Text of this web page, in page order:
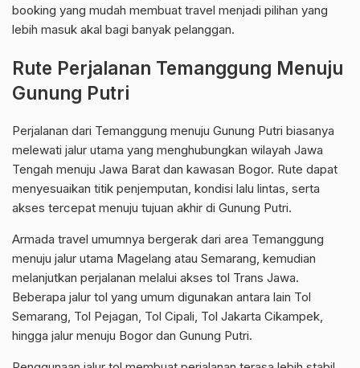
booking yang mudah membuat travel menjadi pilihan yang
lebih masuk akal bagi banyak pelanggan.
Rute Perjalanan Temanggung Menuju
Gunung Putri
Perjalanan dari Temanggung menuju Gunung Putri biasanya
melewati jalur utama yang menghubungkan wilayah Jawa
Tengah menuju Jawa Barat dan kawasan Bogor. Rute dapat
menyesuaikan titik penjemputan, kondisi lalu lintas, serta
akses tercepat menuju tujuan akhir di Gunung Putri.
Armada travel umumnya bergerak dari area Temanggung
menuju jalur utama Magelang atau Semarang, kemudian
melanjutkan perjalanan melalui akses tol Trans Jawa.
Beberapa jalur tol yang umum digunakan antara lain Tol
Semarang, Tol Pejagan, Tol Cipali, Tol Jakarta Cikampek,
hingga jalur menuju Bogor dan Gunung Putri.